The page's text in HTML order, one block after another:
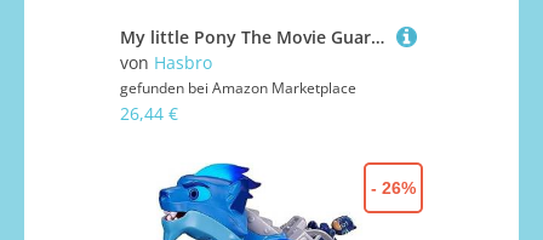
My little Pony The Movie Guardians of Harmony Fluttershy Pirate Pony
von Hasbro
gefunden bei Amazon Marketplace
26,44 €
- 26%